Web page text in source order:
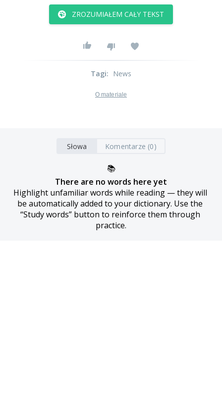
ZROZUMIAŁEM CAŁY TEKST
Tagi: News
O materiale
Słowa Komentarze (0)
📚
There are no words here yet
Highlight unfamiliar words while reading — they will
be automatically added to your dictionary. Use the
“Study words” button to reinforce them through
practice.